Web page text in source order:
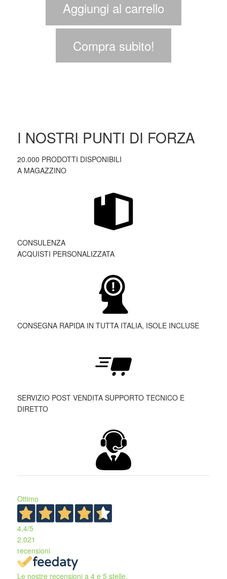
Aggiungi al carrello
Compra subito!
I NOSTRI PUNTI DI FORZA
20.000 PRODOTTI DISPONIBILI
A MAGAZZINO
CONSULENZA
ACQUISTI PERSONALIZZATA
CONSEGNA RAPIDA IN TUTTA ITALIA, ISOLE INCLUSE
SERVIZIO POST VENDITA SUPPORTO TECNICO E
DIRETTO
Ottimo
4,4/5
2.021
recensioni
Le nostre recensioni a 4 e 5 stelle.